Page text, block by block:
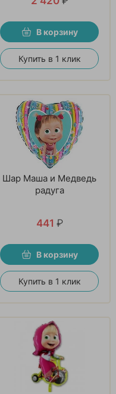
В корзину
Купить в 1 клик
Шар Маша и Медведь
радуга
441 ₽
В корзину
Купить в 1 клик